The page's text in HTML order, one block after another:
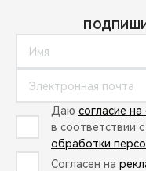
Даю согласие
в соответствии с
обработки
Согласен на